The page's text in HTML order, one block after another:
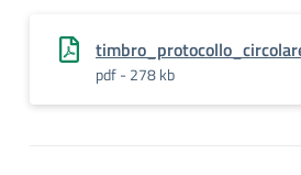
pdf - 278 kb